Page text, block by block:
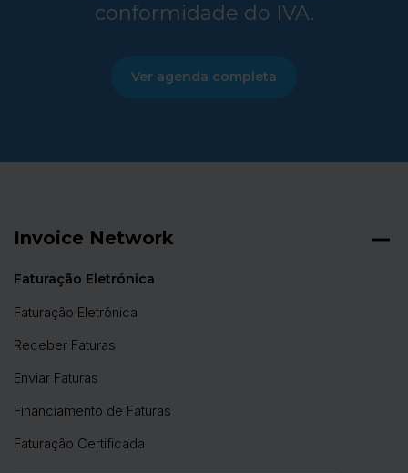
conformidade do IVA.
Ver agenda completa
Invoice Network
Faturação Eletrónica
Faturação Eletrónica
Receber Faturas
Enviar Faturas
Financiamento de Faturas
Faturação Certificada